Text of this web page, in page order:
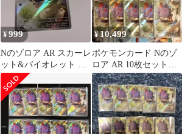
¥999
Nのゾロア AR スカーレ
ット&バイオレット 拡
張パック バトルパート
ナーズ …
¥10,499
ポケモンカード Nのゾ
ロア AR 10枚セット
SV9 バトルパートナー
ズ